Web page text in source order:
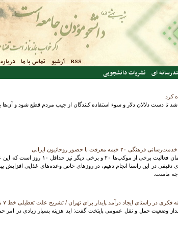
RSS آرشیو تماس با ما
ای نشریات دانشجویی
کرد
تا دست دلالان دلار و سوء استفاده کنندگان از جیب مردم قطع شود و آن‌ها
معاون فرهنگی سازمان اوقاف و امور خیریه با
در این راستا انجام دهیم، در روزهای خاص وعده‌های غذایی افزایش
ماست.
وضعیت حمل و نقل عمومی پایتخت گفت: اید هزینه بسیار زیادی در امر